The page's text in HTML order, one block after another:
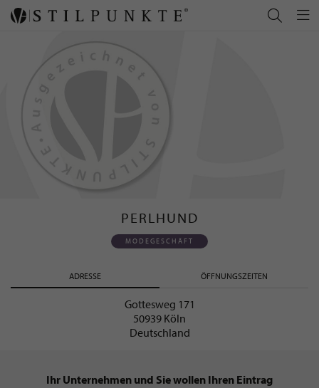
PERLHUND
MODEGESCHÄFT
ADRESSE ÖFFNUNGSZEITEN
Gottesweg 171
50939 Köln
Deutschland
Ihr Unternehmen und Sie wollen Ihren Eintrag